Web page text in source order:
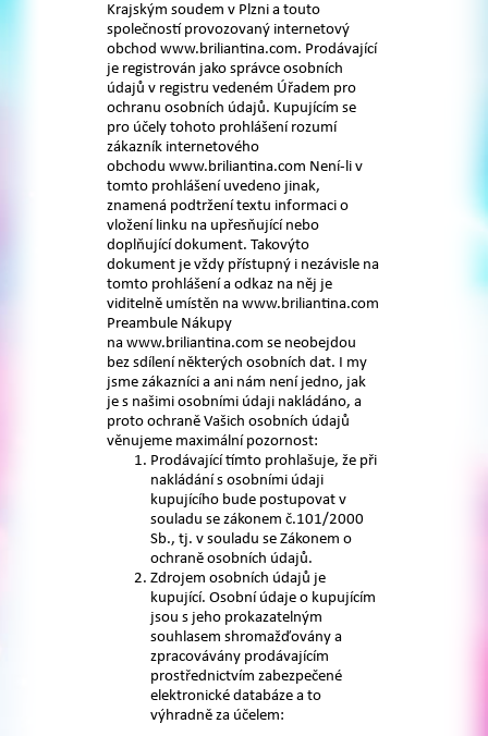
Krajským soudem v Plzni a touto
společností provozovaný internetový
obchod www.briliantina.com. Prodávající
je registrován jako správce osobních
údajů v registru vedeném Úřadem pro
ochranu osobních údajů. Kupujícím se
pro účely tohoto prohlášení rozumí
zákazník internetového
obchodu www.briliantina.com Není-li v
tomto prohlášení uvedeno jinak,
znamená podtržení textu informaci o
vložení linku na upřesňující nebo
doplňující dokument. Takovýto
dokument je vždy přístupný i nezávisle na
tomto prohlášení a odkaz na něj je
viditelně umístěn na www.briliantina.com
Preambule Nákupy
na www.briliantina.com se neobejdou
bez sdílení některých osobních dat. I my
jsme zákazníci a ani nám není jedno, jak
je s našimi osobními údaji nakládáno, a
proto ochraně Vašich osobních údajů
věnujeme maximální pozornost:
Prodávající tímto prohlašuje, že při
nakládání s osobními údaji
kupujícího bude postupovat v
souladu se zákonem č.101/2000
Sb., tj. v souladu se Zákonem o
ochraně osobních údajů.
Zdrojem osobních údajů je
kupující. Osobní údaje o kupujícím
jsou s jeho prokazatelným
souhlasem shromažďovány a
zpracovávány prodávajícím
prostřednictvím zabezpečené
elektronické databáze a to
výhradně za účelem: